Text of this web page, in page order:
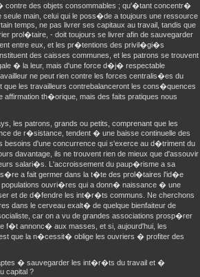
des objets consommables ; qu'�tant concentr�
main, celui qui le poss�de a toujours une ressource
temps, ne pas livrer ses capitaux au travail, tandis que
prol�taire, - doit toujours se livrer afin de sauvegarder
entre eux, et les pr�tentions des privil�gi�s
des caisses communes, et les patrons se trouvent
� la leur, mais d'une force d�j� respectable
ne peut rien contre les forces centralis�es du
les travailleurs contrebalanceront les cons�quences
affirmation th�orique, mais des faits pratiques nous
les patrons, grands ou petits, comprenant que les
de r�sistance, tendent � une baisse continuelle des
d'une concurrence qui s'exerce au d�triment du
davantage, ils ne trouvent rien de mieux que d'assouvir
salari�s. L'accroissement du paup�risme a sa
a fait germer dans la t�te des prol�taires l'id�e
ouvri�res qui a donn� naissance � une
et de d�fendre les int�r�ts communs. Ne cherchons
dans le cerveau exalt� de quelque bienfaiteur de
car on a vu de grandes associations prosp�rer
f�t annonc� aux masses, et si, aujourd'hui, les
que la n�cessit� oblige les ouvriers � profiter des
� sauvegarder les int�r�ts du travail et �
capital ?